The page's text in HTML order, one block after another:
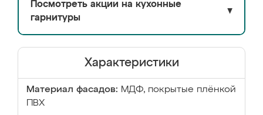
Посмотреть акции на кухонные
гарнитуры
▼
Характеристики
Материал фасадов: МДФ, покрытые плёнкой
ПВХ